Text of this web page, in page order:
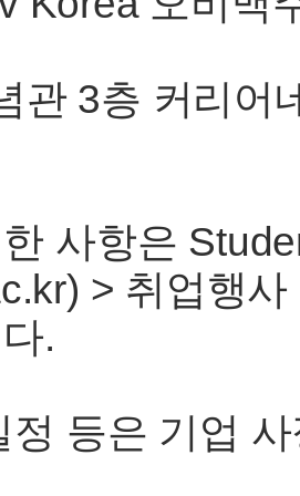
관 3층 커리어
사항은
> 취업행
.
등은 기업